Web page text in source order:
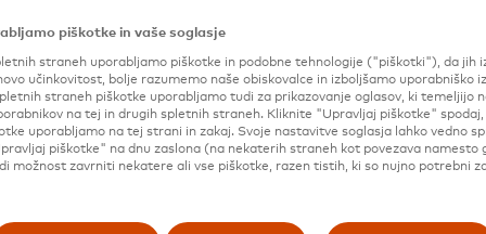
pomena za pridobivanje novih strank in rast
je v edinstvenem položaju, da pomaga inovatorjem v
uvajati stranke, da bi pospešili rast.«
piškotke in vaše soglasje
straneh uporabljamo piškotke in podobne tehnologije ("piškotki"), da jih
učinkovitost, bolje razumemo naše obiskovalce in izboljšamo uporabniško
straneh piškotke uporabljamo tudi za prikazovanje oglasov, ki temeljijo
na tej in drugih spletnih straneh. Kliknite "Upravljaj piškotke" spodaj,
uporabljamo na tej strani in zakaj. Svoje nastavitve soglasja lahko vedno
piškotke" na dnu zaslona (na nekaterih straneh kot povezava namesto
možnost zavrniti nekatere ali vse piškotke, razen tistih, ki so nujno potrebni